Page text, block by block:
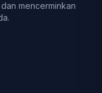
mencerminkan